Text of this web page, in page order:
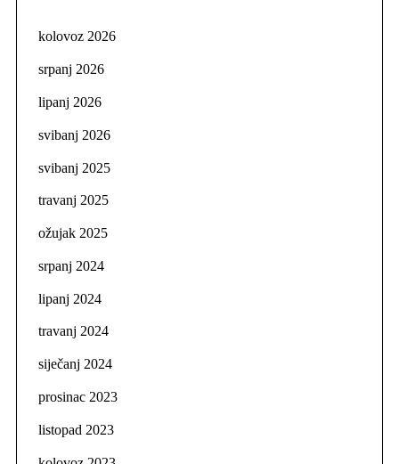
kolovoz 2026
srpanj 2026
lipanj 2026
svibanj 2026
svibanj 2025
travanj 2025
ožujak 2025
srpanj 2024
lipanj 2024
travanj 2024
siječanj 2024
prosinac 2023
listopad 2023